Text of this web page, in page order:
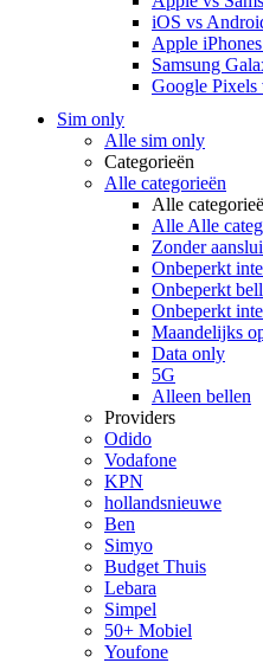
iOS vs
Apple
Samsung
Google Pixels
Sim only
Alle sim only
Categorieën
Alle categorieën
Alle
Alle Alle
Zonder
Onbeperkt
Onbeperkt
Onbeperkt
Maandelijks
Data only
5G
Alleen bellen
Providers
Odido
Vodafone
KPN
hollandsnieuwe
Ben
Simyo
Budget Thuis
Lebara
Simpel
50+ Mobiel
Youfone